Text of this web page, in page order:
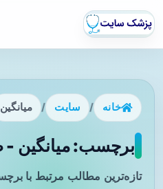
خانه / سایت / میانگین
برچسب: میانگین -
تازه‌ترین مطالب مرتبط با